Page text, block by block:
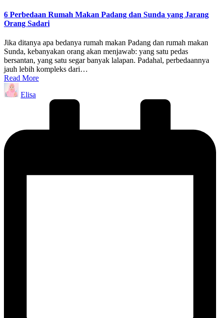
6 Perbedaan Rumah Makan Padang dan Sunda yang Jarang
Orang Sadari
Jika ditanya apa bedanya rumah makan Padang dan rumah makan
Sunda, kebanyakan orang akan menjawab: yang satu pedas
bersantan, yang satu segar banyak lalapan. Padahal, perbedaannya
jauh lebih kompleks dari…
Read More
Posted
by
Elisa